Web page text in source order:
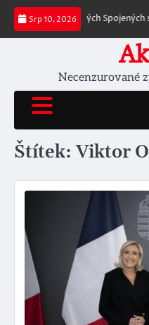
Skip
content
Srp 10, 2026
Po celých Spojených
Necenzurované
Štítek:Viktor